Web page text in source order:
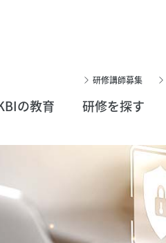
研修講師募集
の教育 研修を探す